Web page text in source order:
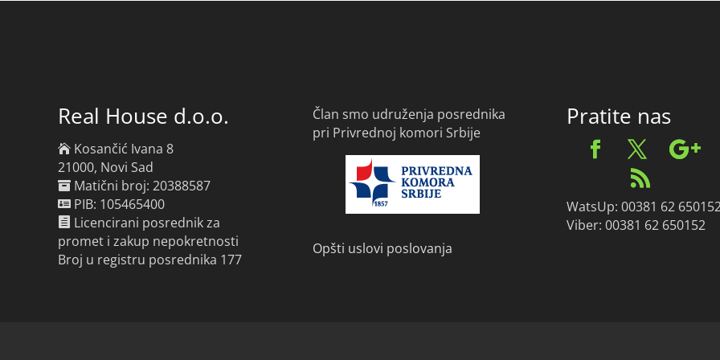
Real House d.o.o.
Kosančić Ivana 8
21000, Novi Sad
Matični broj: 20388587
PIB: 105465400
Licencirani posrednik za
promet i zakup nepokretnosti
Broj u registru posrednika 177
Član smo udruženja posrednika
pri Privrednoj komori Srbije
Opšti uslovi poslovanja
Pratite nas
WatsUp: 00381 62
Viber: 00381 62 650152